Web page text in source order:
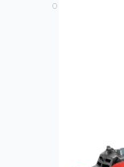
01/06/2026 -